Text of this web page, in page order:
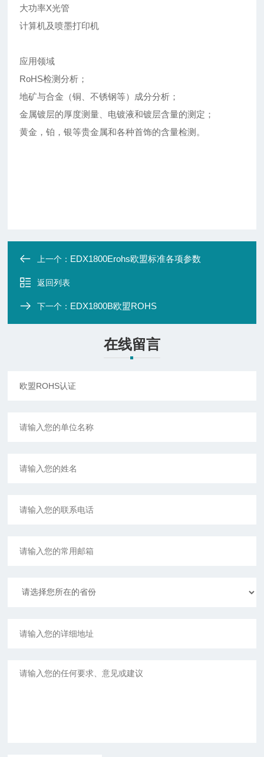
大功率X光管
计算机及喷墨打印机
应用领域
RoHS检测分析；
地矿与合金（铜、不锈钢等）成分分析；
金属镀层的厚度测量、电镀液和镀层含量的测定；
黄金，铂，银等贵金属和各种首饰的含量检测。
上一个： EDX1800Erohs欧盟标准各项参数
返回列表
下一个： EDX1800B欧盟ROHS
在线留言